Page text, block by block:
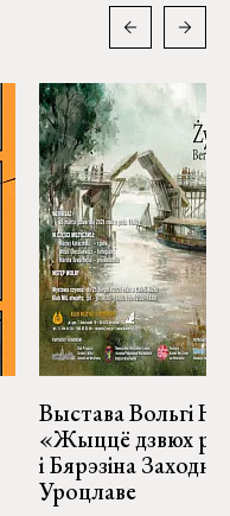
Выстава Вольгі
«Жыццё дзвюх
і Бярэзіна
Уроцлаве